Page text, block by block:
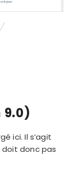
9.0)
ici. Il s’agit
donc pas